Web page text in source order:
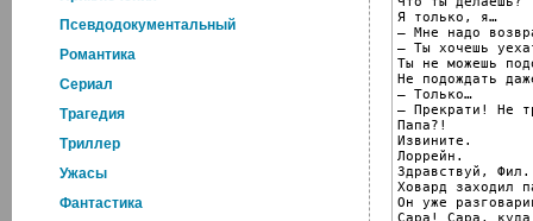
Псевдодокументальный
Романтика
Cериал
Трагедия
Триллер
Ужасы
Фантастика
Я только, я…
— Мне надо
— Ты хочешь
Ты не можешь
Не подождать
— Только…
— Прекрати! Не
Папа?!
Извините.
Лоррейн.
Здравствуй, Фил.
Ховард заходил
Он уже
Сара! Сара, куда